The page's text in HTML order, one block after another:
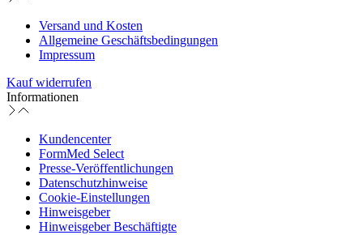
Versand und Kosten
Allgemeine Geschäftsbedingungen
Impressum
Kauf widerrufen
Informationen
Kundencenter
FormMed Select
Presse-Veröffentlichungen
Datenschutzhinweise
Cookie-Einstellungen
Hinweisgeber
Hinweisgeber Beschäftigte